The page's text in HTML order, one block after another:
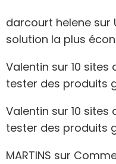
darcourt helene sur
solution la plus
Valentin sur 10 sites
tester des produits
Valentin sur 10 sites
tester des produits
MARTINS sur